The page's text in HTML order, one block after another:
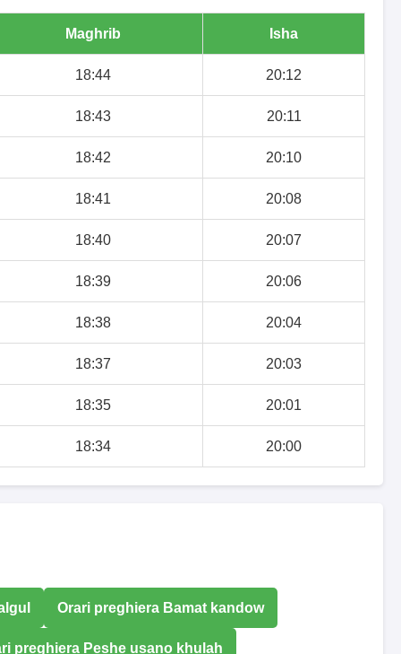
Maghrib Isha
18:44 20:12
18:43 20:11
18:42 20:10
18:41 20:08
18:40 20:07
18:39 20:06
18:38 20:04
18:37 20:03
18:35 20:01
18:34 20:00
Orari preghiera Bamat kandow
preghiera Peshe usano khulah